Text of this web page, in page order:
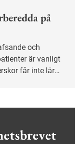
på
är vanligt
får inte lära